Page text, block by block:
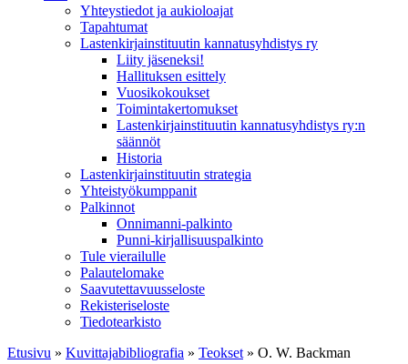
Yhteystiedot ja aukioloajat
Tapahtumat
Lastenkirjainstituutin kannatusyhdistys ry
Liity jäseneksi!
Hallituksen esittely
Vuosikokoukset
Toimintakertomukset
Lastenkirjainstituutin kannatusyhdistys ry:n
säännöt
Historia
Lastenkirjainstituutin strategia
Yhteistyökumppanit
Palkinnot
Onnimanni-palkinto
Punni-kirjallisuuspalkinto
Tule vierailulle
Palautelomake
Saavutettavuusseloste
Rekisteriseloste
Tiedotearkisto
Etusivu » Kuvittaja­bibliografia » Teokset » O. W. Backman